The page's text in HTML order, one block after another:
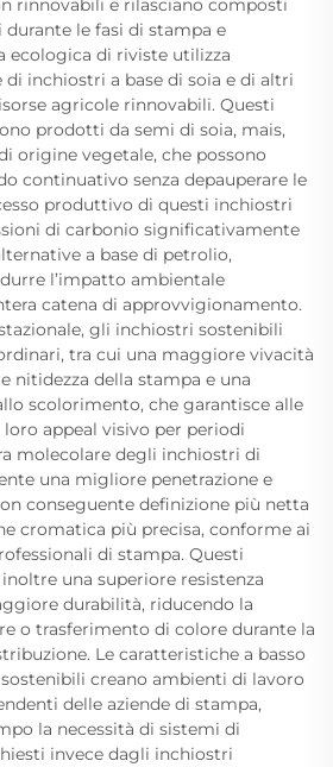
rinnovabili e rilasciano composti
le fasi di stampa e
ecologica di riviste utilizza
inchiostri a base di soia e di altri
agricole rinnovabili. Questi
prodotti da semi di soia, mais,
origine vegetale, che possono
continuativo senza depauperare le
produttivo di questi inchiostri
di carbonio significativamente
a base di petrolio,
l’impatto ambientale
catena di approvvigionamento.
gli inchiostri sostenibili
tra cui una maggiore vivacità
nitidezza della stampa e una
scolorimento, che garantisce alle
appeal visivo per periodi
molecolare degli inchiostri di
una migliore penetrazione e
conseguente definizione più netta
cromatica più precisa, conforme ai
di stampa. Questi
una superiore resistenza
durabilità, riducendo la
o trasferimento di colore durante la
Le caratteristiche a basso
creano ambienti di lavoro
delle aziende di stampa,
la necessità di sistemi di
invece dagli inchiostri